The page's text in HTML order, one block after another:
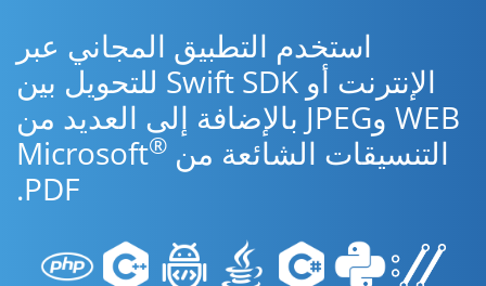
استخدم التطبيق المجاني عبر
الإنترنت أو Swift SDK للتحويل بين
WEB وJPEG بالإضافة إلى العديد من
التنسيقات الشائعة من Microsoft ®
PDF.